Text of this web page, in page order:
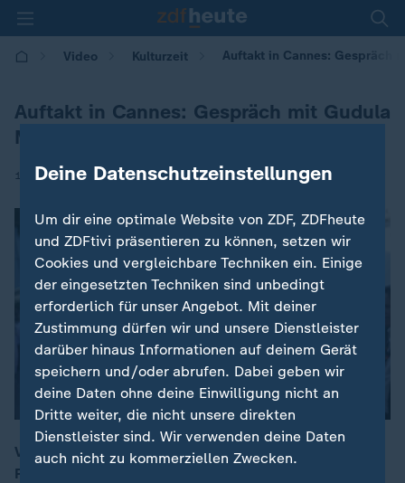
Video Kulturzeit Auftakt in Cannes: Gespräch
Auftakt in Cannes: Gespräch mit Gudula
Moritz
12.05.2026 | 19:20
Viele internationale Stars und eine starke deutsche
Präsenz prägen das Filmfestival von Cannes, das am
Deine Datenschutzeinstellungen
Um dir eine optimale Website von ZDF, ZDFheute
und ZDFtivi präsentieren zu können, setzen wir
Cookies und vergleichbare Techniken ein. Einige
der eingesetzten Techniken sind unbedingt
erforderlich für unser Angebot. Mit deiner
Zustimmung dürfen wir und unsere Dienstleister
darüber hinaus Informationen auf deinem Gerät
speichern und/oder abrufen. Dabei geben wir
deine Daten ohne deine Einwilligung nicht an
Dritte weiter, die nicht unsere direkten
Dienstleister sind. Wir verwenden deine Daten
auch nicht zu kommerziellen Zwecken.